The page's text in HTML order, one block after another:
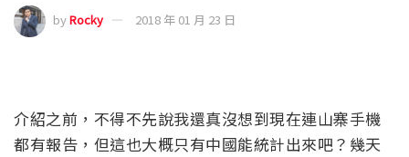
byRocky 2018 年 01 月 23 日
介紹之前，不得不先說我還真沒想到現在連山寨手機
都有報告，但這也大概只有中國能統計出來吧？幾天